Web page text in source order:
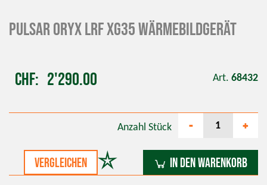
Pulsar Oryx LRF XG35 Wärmebildgerät
CHF 2'290.00 Art. 68432
vergleichen
Anzahl Stück - +
In den Warenkorb